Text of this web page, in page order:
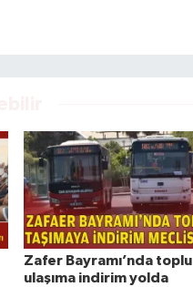
Zafer Bayramı’nda toplu
ulaşıma indirim yolda